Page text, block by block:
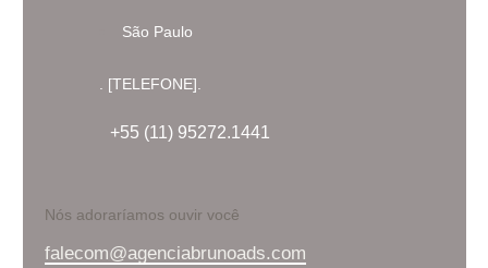
São Paulo
. [TELEFONE].
+55 (11) 95272.1441
Nós adoraríamos ouvir você
falecom@agenciabrunoads.com